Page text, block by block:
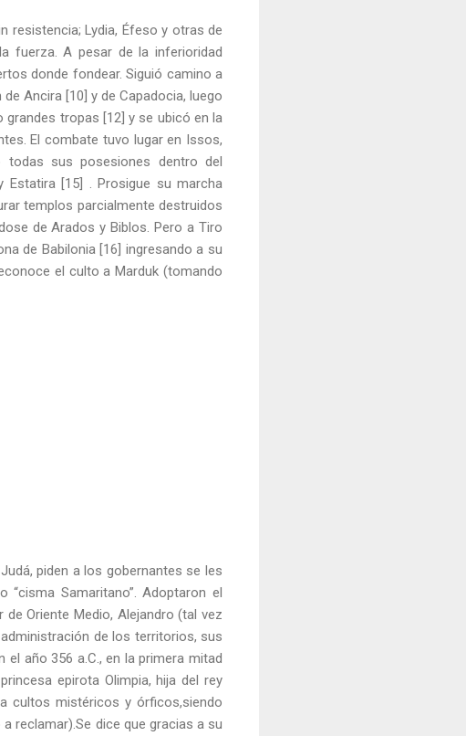
resistencia; Lydia, Éfeso y otras de
fuerza. A pesar de la inferioridad
donde fondear. Siguió camino a
Ancira [10] y de Capadocia, luego
tropas [12] y se ubicó en la
El combate tuvo lugar en Issos,
todas sus posesiones dentro del
Estatira [15] . Prosigue su marcha
templos parcialmente destruidos
de Arados y Biblos. Pero a Tiro
de Babilonia [16] ingresando a su
el culto a Marduk (tomando
piden a los gobernantes se les
Samaritano”. Adoptaron el
Oriente Medio, Alejandro (tal vez
de los territorios, sus
año 356 a.C., en la primera mitad
epirota Olimpia, hija del rey
cultos mistéricos y órficos,siendo
reclamar).Se dice que gracias a su